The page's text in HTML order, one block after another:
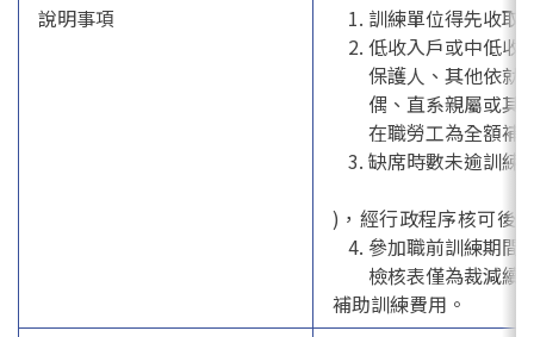
說明事項
訓練單位得先收取
低收入戶或中低收
保護人、其他依就
偶、直系親屬或其
在職勞工為全額補
缺席時數未逾訓練
)，經行政程序核可後
參加職前訓練期間
檢核表僅為裁減續
補助訓練費用。